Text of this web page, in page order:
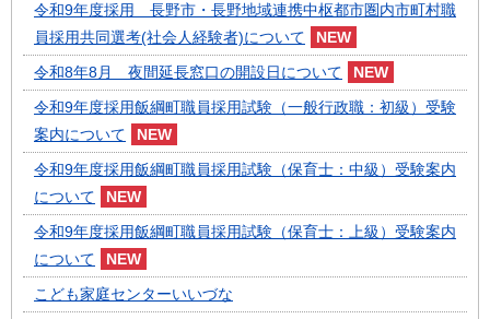
令和9年度採用 長野市・長野地域連携中枢都市圏内市町村職
員採用共同選考(社会人経験者)について
令和8年8月 夜間延長窓口の開設日について
令和9年度採用飯綱町職員採用試験（一般行政職：初級）受験
案内について
令和9年度採用飯綱町職員採用試験（保育士：中級）受験案内
について
令和9年度採用飯綱町職員採用試験（保育士：上級）受験案内
について
こども家庭センターいいづな